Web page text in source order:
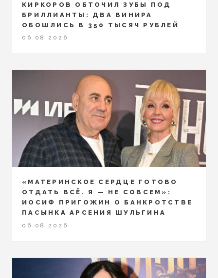
КИРКОРОВ ОБТОЧИЛ ЗУБЫ ПОД
БРИЛЛИАНТЫ: ДВА ВИНИРА
ОБОШЛИСЬ В 350 ТЫСЯЧ РУБЛЕЙ
06.08.2026
«МАТЕРИНСКОЕ СЕРДЦЕ ГОТОВО
ОТДАТЬ ВСЁ. Я — НЕ СОВСЕМ»:
ИОСИФ ПРИГОЖИН О БАНКРОТСТВЕ
ПАСЫНКА АРСЕНИЯ ШУЛЬГИНА
06.08.2026